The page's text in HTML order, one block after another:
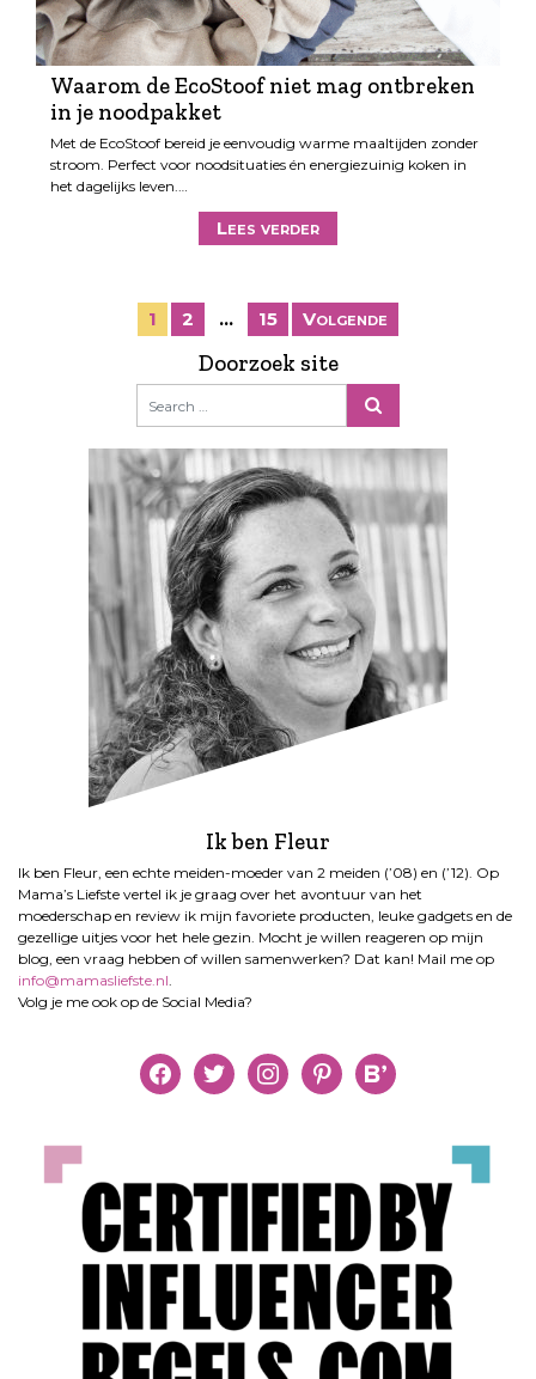
Waarom de EcoStoof niet mag ontbreken
in je noodpakket
Met de EcoStoof bereid je eenvoudig warme maaltijden zonder
stroom. Perfect voor noodsituaties én energiezuinig koken in
het dagelijks leven.…
Lees verder
B
e
r
i
c
h
t
e
a
g
i
n
r
i
n
1 2 … 15 Volgende
Doorzoek site
Ik ben Fleur
Ik ben Fleur, een echte meiden-moeder van 2 meiden (’08) en (’12). Op
Mama’s Liefste vertel ik je graag over het avontuur van het
moederschap en review ik mijn favoriete producten, leuke gadgets en de
gezellige uitjes voor het hele gezin. Mocht je willen reageren op mijn
blog, een vraag hebben of willen samenwerken? Dat kan! Mail me op
info@mamasliefste.nl.
Volg je me ook op de Social Media?
facebooktwitter instagrampinterestbloglovin